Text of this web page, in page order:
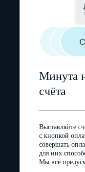
Минута
счёта
Выставляйте
с кнопкой
совершать
для них
Мы всё